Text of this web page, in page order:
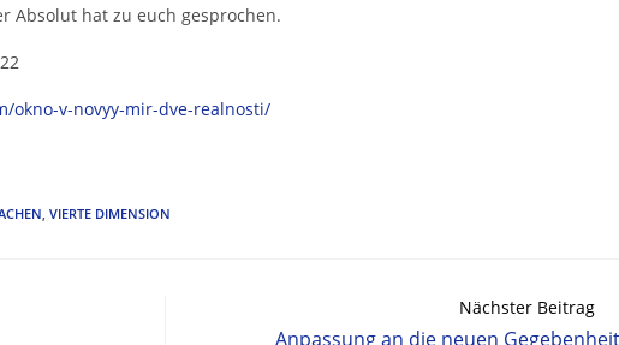
Absolut hat zu euch gesprochen.
okno-v-novyy-mir-dve-realnosti/
, VIERTE DIMENSION
Nächster Beitrag
Anpassung an die neuen